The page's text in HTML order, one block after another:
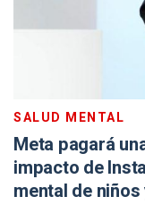
SALUD MENTAL
Meta pagará
impacto de
mental de